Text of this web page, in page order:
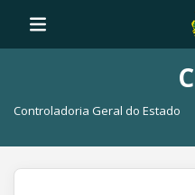
Controladoria Geral do Estado